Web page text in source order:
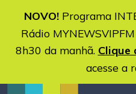
NOVO!Programa
Rádio
8h30 da manhã. Clique
acesse a